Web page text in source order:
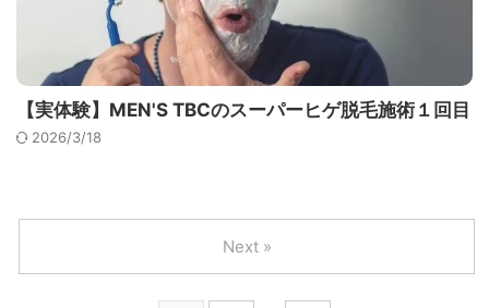
【実体験】MEN'S TBCのスーパーヒゲ脱毛施術１回目
2026/3/18
Next »